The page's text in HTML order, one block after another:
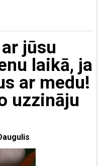
jūsu
laikā, ja
ar medu!
uzzināju